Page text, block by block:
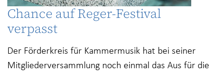
Chance auf Reger-Festival
verpasst
Der Förderkreis für Kammermusik hat bei seiner
Mitgliederversammlung noch einmal das Aus für die